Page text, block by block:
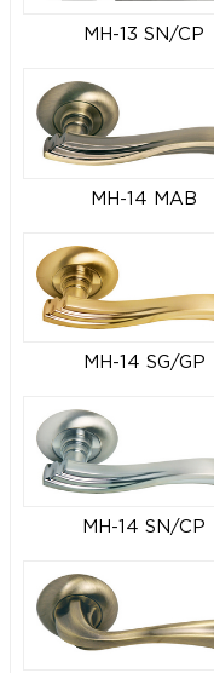
MH-13 SN/CP
MH-14 MAB
MH-14 SG/GP
MH-14 SN/CP